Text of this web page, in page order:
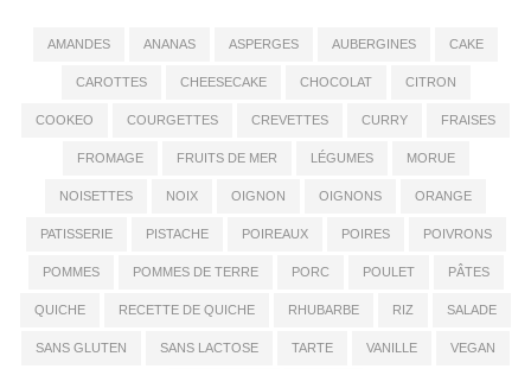
AMANDES ANANAS ASPERGES AUBERGINES CAKE
CAROTTES CHEESECAKE CHOCOLAT CITRON
COOKEO COURGETTES CREVETTES CURRY FRAISES
FROMAGE FRUITS DE MER LÉGUMES MORUE
NOISETTES NOIX OIGNON OIGNONS ORANGE
PATISSERIE PISTACHE POIREAUX POIRES POIVRONS
POMMES POMMES DE TERRE PORC POULET PÂTES
QUICHE RECETTE DE QUICHE RHUBARBE RIZ SALADE
SANS GLUTEN SANS LACTOSE TARTE VANILLE VEGAN